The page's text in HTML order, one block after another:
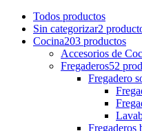
Todos productos
Sin categorizar2
Cocina203 productos
Accesorios de
Fregaderos52
Fregadero
Fregaderos